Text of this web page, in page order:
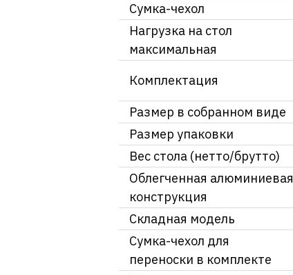
Сумка-чехол
Нагрузка на стол
максимальная
Комплектация
Размер в собранном виде
Размер упаковки
Вес стола (нетто/брутто)
Облегченная алюминиевая
конструкция
Складная модель
Сумка-чехол для
переноски в комплекте